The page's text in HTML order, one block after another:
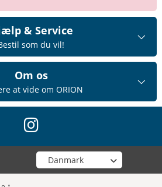
& Service
som du vil!
Om os
at vide om ORION
instagram
Vælg din butik